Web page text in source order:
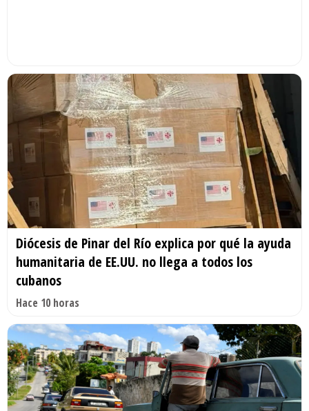
Diócesis de Pinar del Río explica por qué la ayuda
humanitaria de EE.UU. no llega a todos los
cubanos
Hace 10 horas